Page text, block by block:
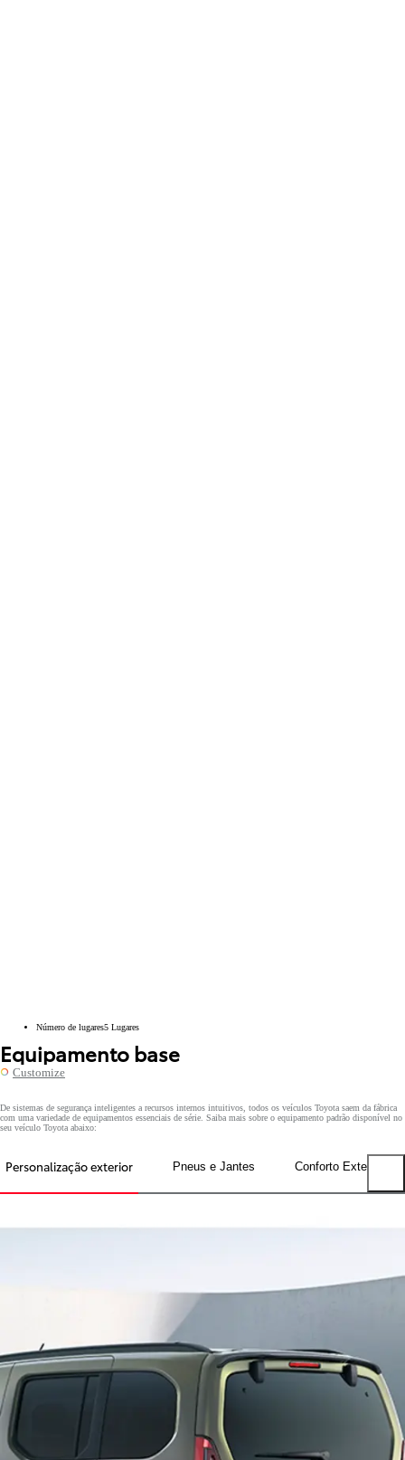
Número de lugares5 Lugares
Equipamento base
Customize
De sistemas de segurança inteligentes a recursos internos intuitivos, todos os veículos Toyota saem da fábrica
com uma variedade de equipamentos essenciais de série. Saiba mais sobre o equipamento padrão disponível no
seu veículo Toyota abaixo:
Personalização exterior Pneus e Jantes Conforto Exterior
Previous tabs